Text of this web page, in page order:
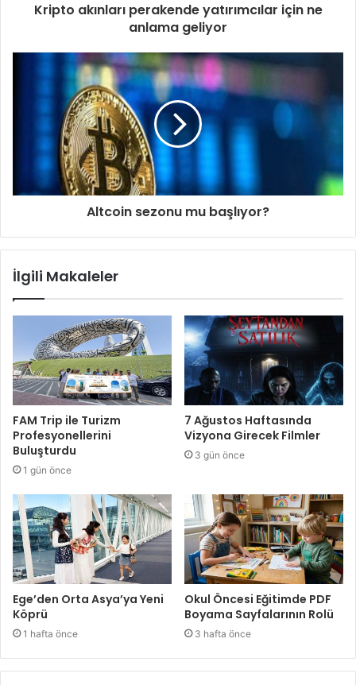
Kripto akınları perakende yatırımcılar için ne
anlama geliyor
Altcoin sezonu mu başlıyor?
İlgili Makaleler
FAM Trip ile Turizm
Profesyonellerini
Buluşturdu
1 gün önce
7 Ağustos Haftasında
Vizyona Girecek Filmler
3 gün önce
Ege’den Orta Asya’ya Yeni
Köprü
1 hafta önce
Okul Öncesi Eğitimde PDF
Boyama Sayfalarının Rolü
3 hafta önce